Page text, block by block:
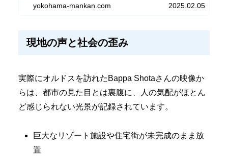
都心のマンションに空き家が増加している現状
yokohama-mankan.com 2025.02.05
現地の声と社会の歪み
実際にオルドスを訪れたBappa Shotaさんの映像か
らは、都市の見た目とは裏腹に、人の気配がほとん
ど感じられない光景が記録されています。
巨大なリゾート施設や住宅街が未完成のまま放
置